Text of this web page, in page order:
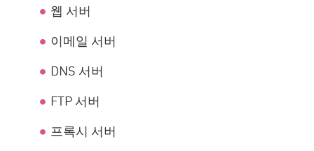
웹 서버
이메일 서버
DNS 서버
FTP 서버
프록시 서버